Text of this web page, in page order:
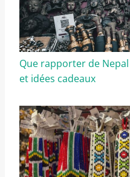
Que rapporter de
et idées cadeaux